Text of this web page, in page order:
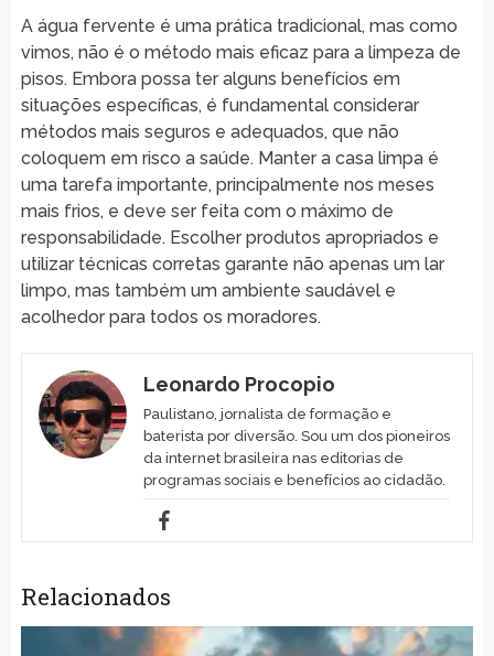
A água fervente é uma prática tradicional, mas como
vimos, não é o método mais eficaz para a limpeza de
pisos. Embora possa ter alguns benefícios em
situações específicas, é fundamental considerar
métodos mais seguros e adequados, que não
coloquem em risco a saúde. Manter a casa limpa é
uma tarefa importante, principalmente nos meses
mais frios, e deve ser feita com o máximo de
responsabilidade. Escolher produtos apropriados e
utilizar técnicas corretas garante não apenas um lar
limpo, mas também um ambiente saudável e
acolhedor para todos os moradores.
Leonardo Procopio
Paulistano, jornalista de formação e
baterista por diversão. Sou um dos pioneiros
da internet brasileira nas editorias de
programas sociais e benefícios ao cidadão.
Relacionados